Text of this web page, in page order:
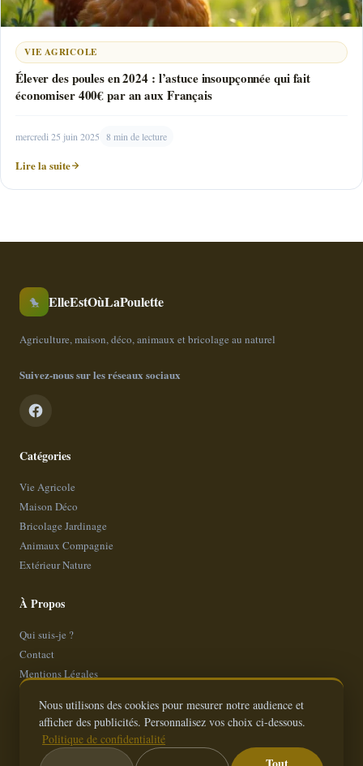
VIE AGRICOLE
Élever des poules en 2024 : l’astuce insoupçonnée qui fait
économiser 400€ par an aux Français
mercredi 25 juin 2025 8 min de lecture
Lire la suite
🐤 ElleEstOùLaPoulette
Agriculture, maison, déco, animaux et bricolage au naturel
Suivez-nous sur les réseaux sociaux
Catégories
Vie Agricole
Maison Déco
Bricolage Jardinage
Animaux Compagnie
Extérieur Nature
À Propos
Qui suis-je ?
Contact
Mentions Légales
Plan de site
Nous utilisons des cookies pour mesurer notre audience et
afficher des publicités. Personnalisez vos choix ci-dessous.
Politique de confidentialité